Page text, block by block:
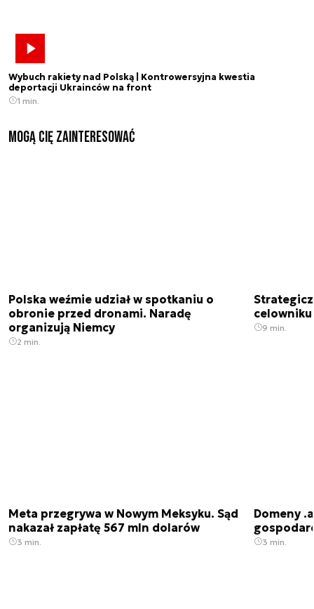
Wybuch rakiety nad Polską | Kontrowersyjna kwestia
deportacji Ukrainców na front
1 min.
Mogą Cię zainteresować
Polska weźmie udział w spotkaniu o
obronie przed dronami. Naradę
organizują Niemcy
2 min.
9 min.
Meta przegrywa w Nowym Meksyku. Sąd
nakazał zapłatę 567 mln dolarów
3 min.
Domeny
3 min.